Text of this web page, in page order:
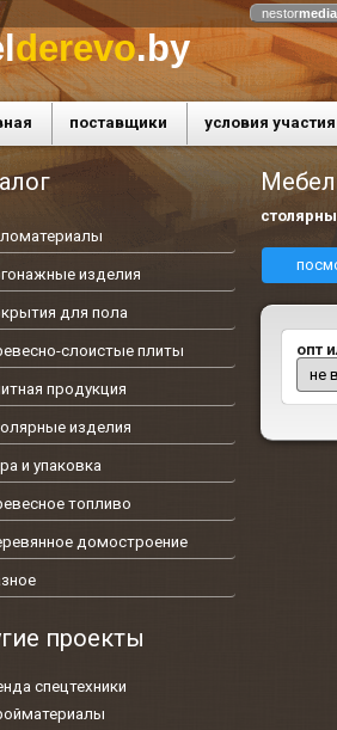
nestormedia
derevo.by
поставщики условия участия
изделия
для пола
слоистые плиты
продукция
изделия
и упаковка
топливо
домостроение
проекты
спецтехники
опт